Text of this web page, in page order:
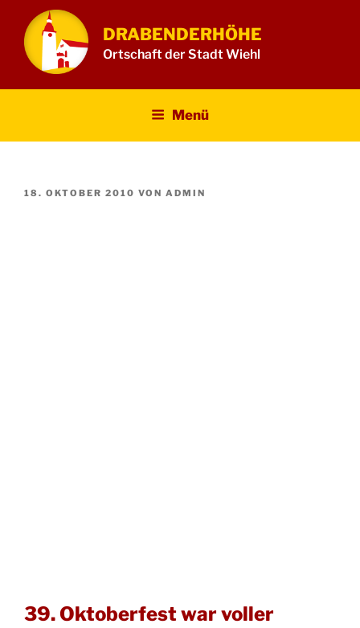
Inhalt
springen
DRABENDERHÖHE
Ortschaft der Stadt Wiehl
Menü
VERÖFFENTLICHT
18. OKTOBER 2010 VON ADMIN
39. Oktoberfest war voller